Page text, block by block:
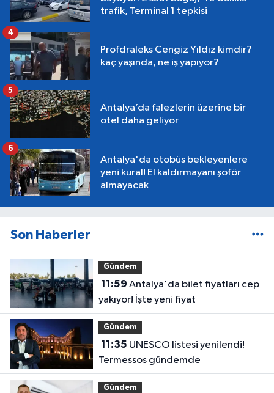
trafik, Terminal 1 tepkisi
Profdraleks Cengiz Yıldız kimdir?
kaç yaşında, ne iş yapıyor?
4
Antalya’da falezlerin üzerine bir
otel daha geliyor
5
Antalya'da otobüs bekleyenlere
yeni kural! El kaldırmayanı şoför
almayacak
6
Son Haberler
Gündem
11:59
yakıyor! İşte yeni fiyat
Gündem
11:35
Termessos gündemde
Gündem